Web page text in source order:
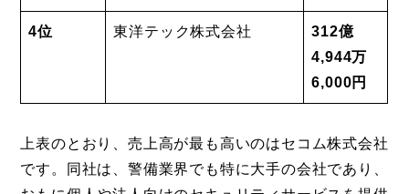
4位 東洋テック株式会社
312億
4,944万
6,000円
上表のとおり、売上高が最も高いのはセコム株式会社
です。同社は、警備業界でも特に大手の会社であり、